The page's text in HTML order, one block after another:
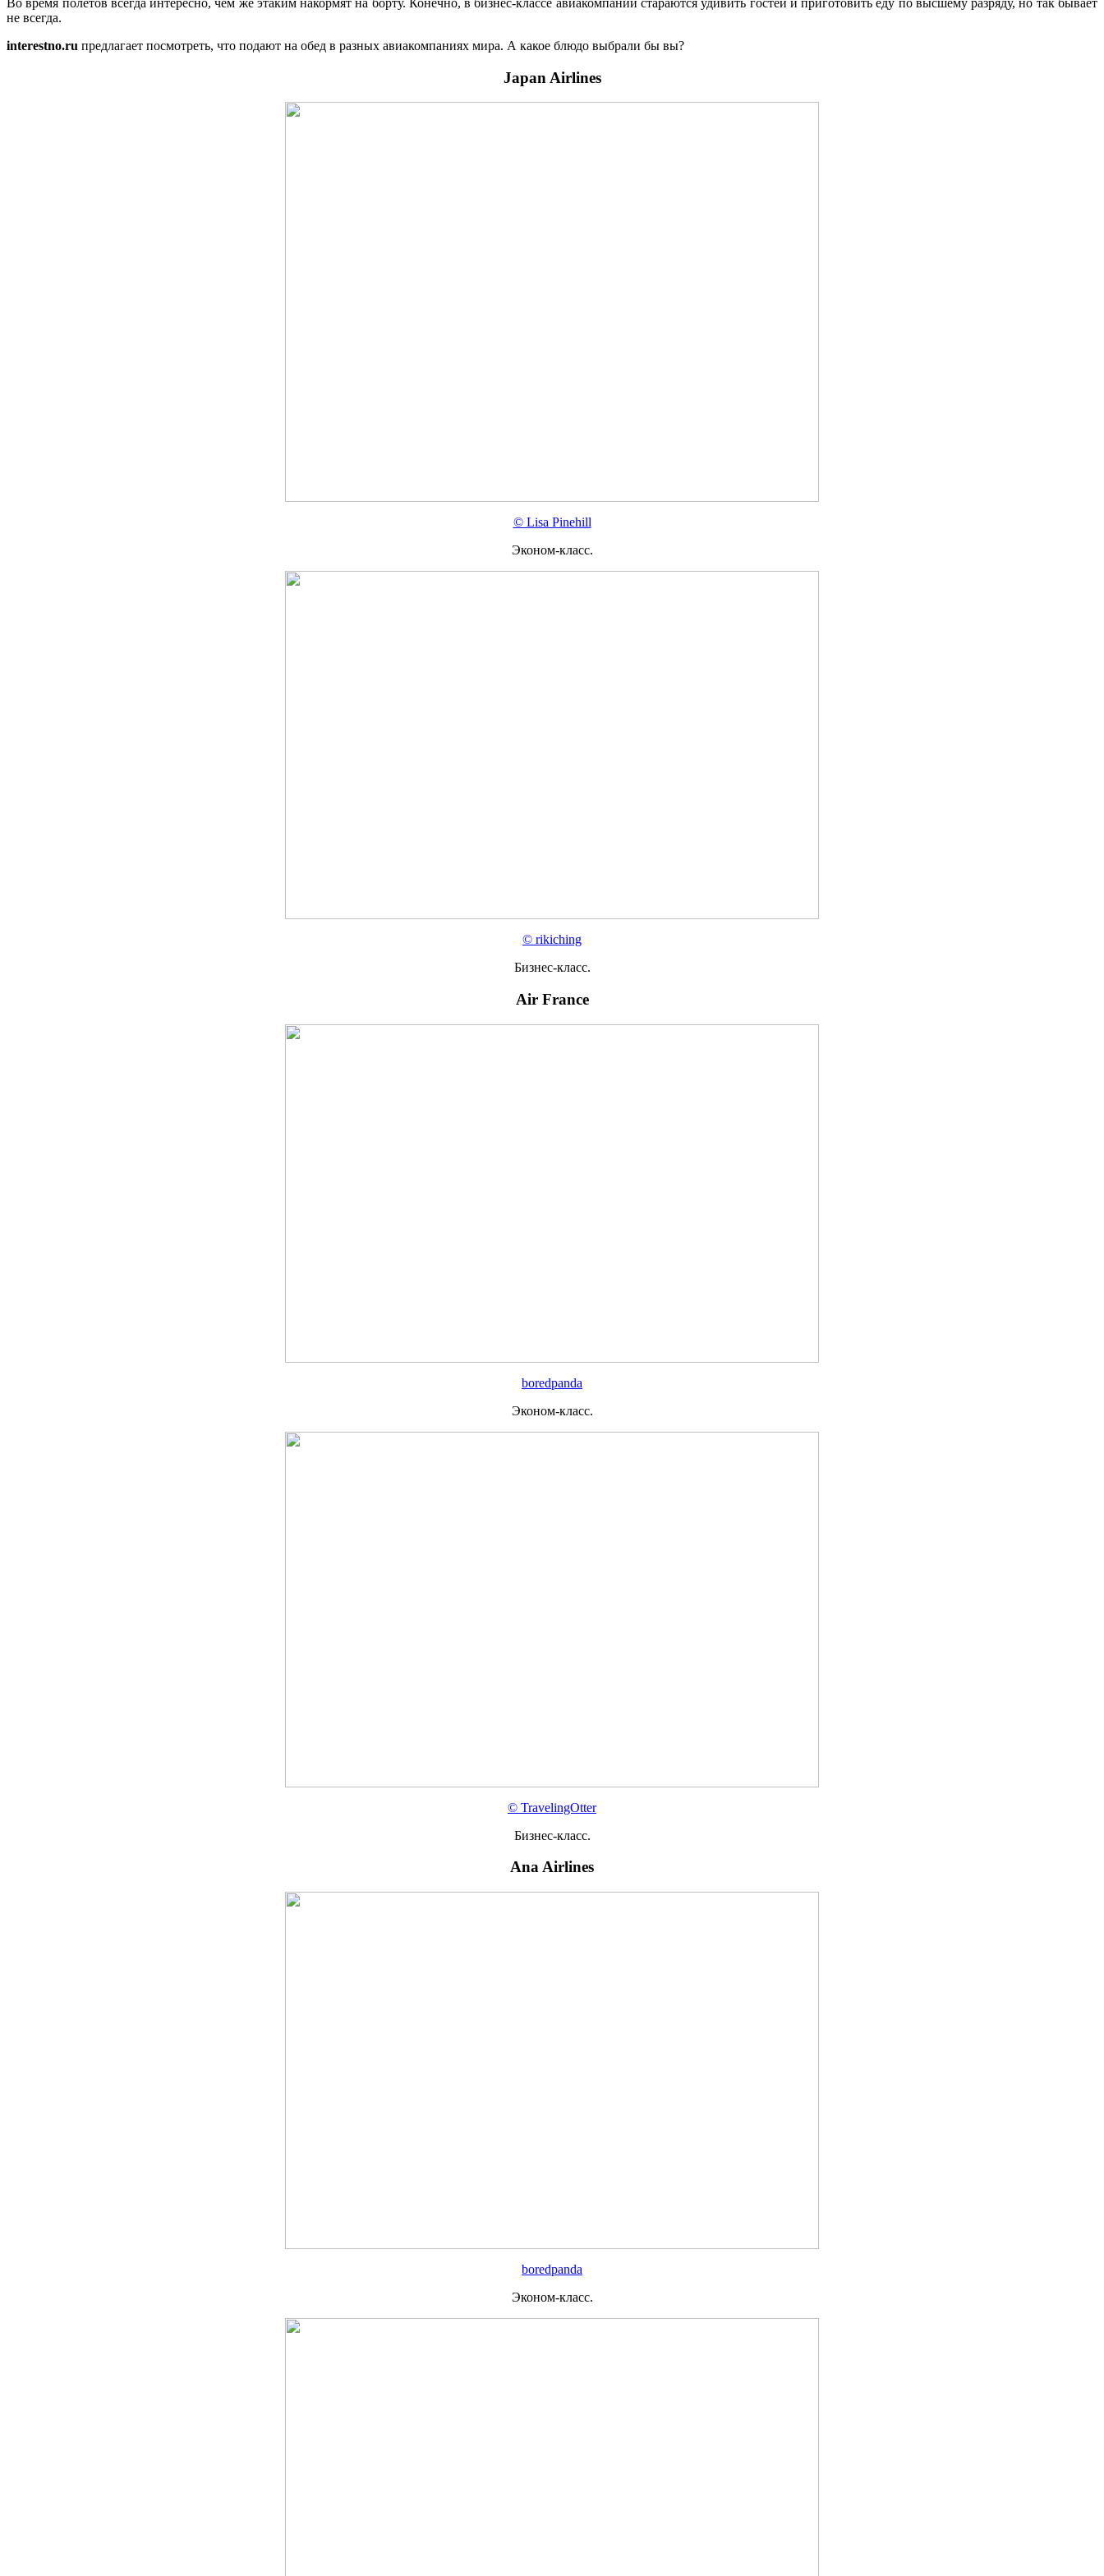
не всегда.
interestno.ru предлагает посмотреть, что подают на обед в разных авиакомпаниях мира. А какое блюдо выбрали бы вы?
Japan Airlines
© Lisa Pinehill
Эконом-класс.
© rikiching
Бизнес-класс.
Air France
boredpanda
Эконом-класс.
© TravelingOtter
Бизнес-класс.
Ana Airlines
boredpanda
Эконом-класс.